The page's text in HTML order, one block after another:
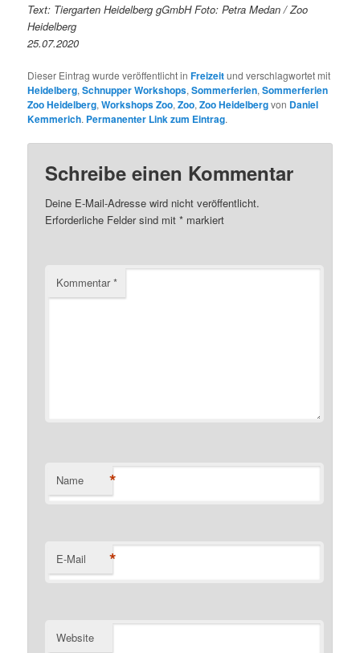
Text: Tiergarten Heidelberg gGmbH Foto: Petra Medan / Zoo
Heidelberg
25.07.2020
Dieser Eintrag wurde veröffentlicht inFreizeitund verschlagwortet mit
Heidelberg,Schnupper Workshops,Sommerferien,Sommerferien
Zoo Heidelberg,Workshops Zoo,Zoo,Zoo Heidelbergvon Daniel
Kemmerich. Permanenter Link zum Eintrag.
Schreibe einen Kommentar
Deine E-Mail-Adresse wird nicht veröffentlicht.
Erforderliche Felder sind mit* markiert
Kommentar*
Name *
E-Mail *
Website